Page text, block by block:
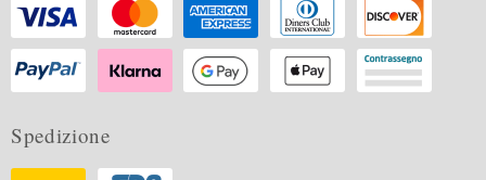
Spedizione